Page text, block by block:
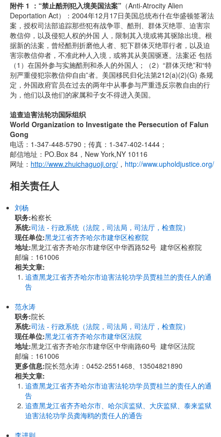
附件 1 ：“禁止酷刑犯入境美国法案” （Anti-Atrocity Alien
Deportation Act）：2004年12月17日美国总统布什在华盛顿签署法
案，授权司法部追踪那些犯有战争罪、酷刑、群体灭绝罪、迫害宗
教信仰，以及侵犯人权的外国 人，限制其入境或将其驱除出境。根
据新的法案，曾经酷刑折磨他人者、犯下群体灭绝罪行者，以及迫
害宗教信仰者，不准此种人入境，或将其从美国驱逐。法案还 包括
（1）在国外参与实施酷刑和杀人的外国人；（2）“群体灭绝”和“特
别严重侵犯宗教信仰自由”者。美国移民归化法第212(a)(2)(G) 条规
定，外国政府官员在过去的两年中从事参与严重违反宗教自由的行
为，他们以及他们的家属和子女不得进入美国。
追查迫害法轮功国际组织
World Organization to Investigate the Persecution of Falun
Gong
电话：1-347-448-5790；传真：1-347-402-1444；
邮信地址：PO.Box 84，New York,NY 10116
网址： http://www.zhuichaguoji.org/ ， http://www.upholdjustice.org/
相关责任人
刘杨
职务:检察长
系统:司法 - 行政系统（法院，司法局，司法厅，检查院）
现任单位:黑龙江省齐齐哈尔市建华区检察院
地址:黑龙江省齐齐哈尔市建华区中华西路52号 建华区检察院
邮编：161006
相关文章:
追查黑龙江省齐齐哈尔市迫害法轮功学员贾桂兰的责任人的通
告
范永涛
职务:院长
系统:司法 - 行政系统（法院，司法局，司法厅，检查院）
现任单位:黑龙江省齐齐哈尔市建华区法院
地址:黑龙江省齐齐哈尔市建华区中华南路60号 建华区法院
邮编：161006
更多信息:院长范永涛：0452-2551468、13504821890
相关文章:
追查黑龙江省齐齐哈尔市迫害法轮功学员贾桂兰的责任人的通
告
追查黑龙江省齐齐哈尔市、哈尔滨监狱、大庆监狱、泰来监狱
迫害法轮功学员龚海鸥的责任人的通告
李进则